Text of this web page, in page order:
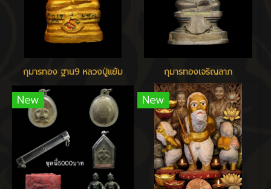
กุมารทอง ฐาน9 หลวงปู่แย้ม กุมารทองเจริญลาภ
New New